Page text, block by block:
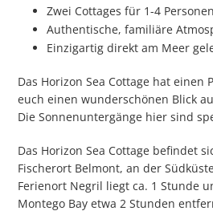
Zwei Cottages für 1-4 Personen
Authentische, familiäre
Einzigartig direkt am Meer
Das Horizon Sea Cottage hat
euch einen wunderschönen Blick
Die Sonnenuntergänge hier sind
Das Horizon Sea Cottage befindet
Fischerort Belmont, an der
Ferienort Negril liegt ca. 1 Stunde
Montego Bay etwa 2 Stunden